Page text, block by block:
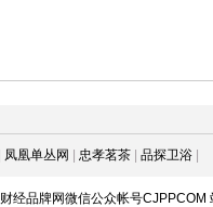
凤凰单丛网 忠孝茗茶 品探卫浴
财经品牌网微信公众帐号CJPPCOM